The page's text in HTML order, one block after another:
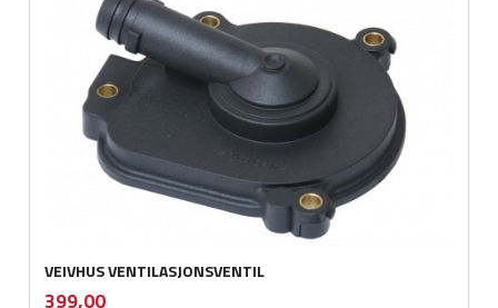
VEIVHUS VENTILASJONSVENTIL
Pris
399,00